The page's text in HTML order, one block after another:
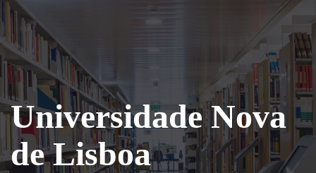
Universidade Nova
de Lisboa